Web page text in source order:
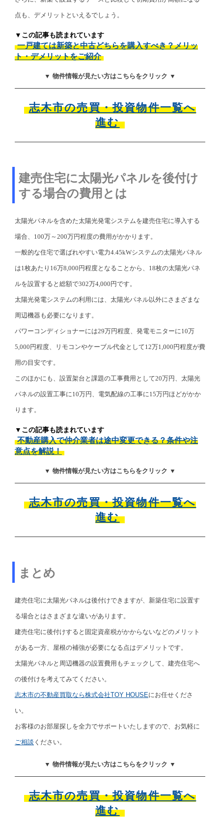
点も、デメリットといえるでしょう。
▼この記事も読まれています
一戸建ては新築と中古どちらを購入すべき？メリッ
ト・デメリットをご紹介
▼ 物件情報が見たい方はこちらをクリック ▼
志木市の売買・投資物件一覧へ
進む
建売住宅に太陽光パネルを後付け
する場合の費用とは
太陽光パネルを含めた太陽光発電システムを建売住宅に導入する
場合、100万～200万円程度の費用がかかります。
一般的な住宅で選ばれやすい電力4.45kWシステムの太陽光パネル
は1枚あたり16万8,000円程度となることから、18枚の太陽光パネ
ルを設置すると総額で302万4,000円です。
太陽光発電システムの利用には、太陽光パネル以外にさまざまな
周辺機器も必要になります。
パワーコンディショナーには29万円程度、発電モニターに10万
5,000円程度、リモコンやケーブル代金として12万1,000円程度が費
用の目安です。
このほかにも、設置架台と課題の工事費用として20万円、太陽光
パネルの設置工事に10万円、電気配線の工事に15万円ほどがかか
ります。
▼この記事も読まれています
不動産購入で仲介業者は途中変更できる？条件や注
意点を解説！
▼ 物件情報が見たい方はこちらをクリック ▼
志木市の売買・投資物件一覧へ
進む
まとめ
建売住宅に太陽光パネルは後付けできますが、新築住宅に設置す
る場合とはさまざまな違いがあります。
建売住宅に後付けすると固定資産税がかからないなどのメリット
がある一方、屋根の補強が必要になる点はデメリットです。
太陽光パネルと周辺機器の設置費用もチェックして、建売住宅へ
の後付けを考えてみてください。
志木市の不動産買取なら株式会社TOY HOUSEにお任せくださ
い。
お客様のお部屋探しを全力でサポートいたしますので、お気軽に
ご相談 ください。
▼ 物件情報が見たい方はこちらをクリック ▼
志木市の売買・投資物件一覧へ
進む